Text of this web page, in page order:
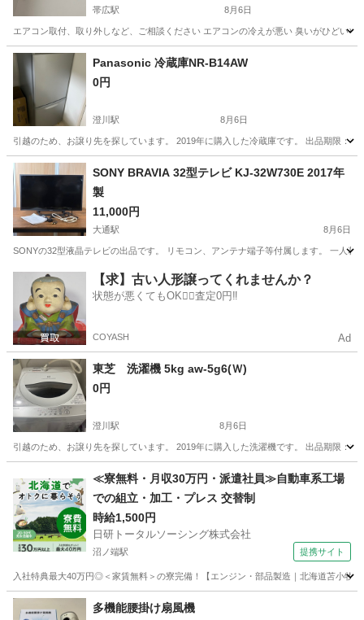
帯広駅 8月6日
エアコン取付、取り外しなど、ご相談ください エアコンの冷えが悪い 臭いがひどい
北海道 帯広市 季節、空調家電
Panasonic 冷蔵庫NR-B14AW
0円
澄川駅 8月6日
引越のため、お譲り先を探しています。 2019年に購入した冷蔵庫です。 出品期限：
北海道 札幌市 キッチン家電
SONY BRAVIA 32型テレビ KJ-32W730E 2017年
製
11,000円
大通駅 8月6日
SONYの32型液晶テレビの出品です。 リモコン、アンテナ端子等付属します。 一人
北海道 大通駅 テレビ SONY
【求】古い人形譲ってくれませんか？
状態が悪くてもOK🙆‍♀️査定0円‼️
COYASH Ad
東芝 洗濯機 5kg aw-5g6(Ｗ)
0円
澄川駅 8月6日
引越のため、お譲り先を探しています。 2019年に購入した洗濯機です。 出品期限：
澄川駅 生活家電 東芝
≪寮無料・月収30万円・派遣社員≫自動車系工場
での組立・加工・プレス 交替制
時給1,500円
日研トータルソーシング株式会社
沼ノ端駅 提携サイト
入社特典最大40万円◎＜家賃無料＞の寮完備！【エンジン・部品製造｜北海道苫小牧
北海道 苫小牧市 沼ノ端駅 その他
多機能腰掛け扇風機